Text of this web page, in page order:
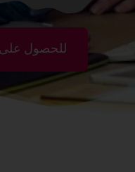
للحصول على